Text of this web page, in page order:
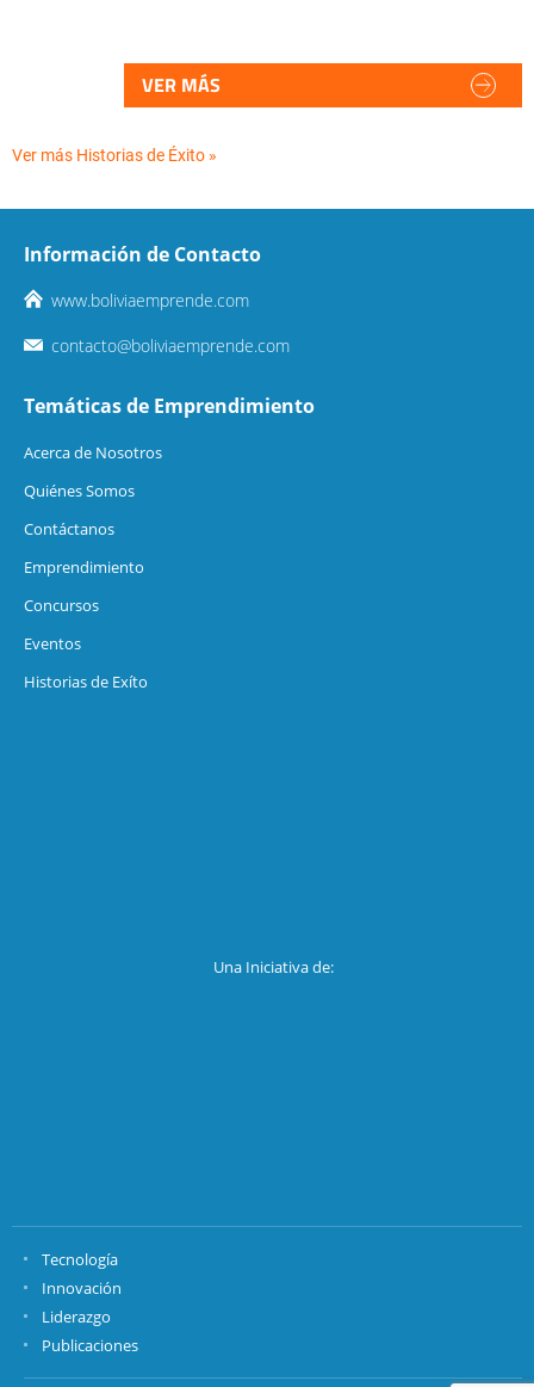
VER MÁS
Ver más Historias de Éxito »
Información de Contacto
www.boliviaemprende.com
contacto@boliviaemprende.com
Temáticas de Emprendimiento
Acerca de Nosotros
Quiénes Somos
Contáctanos
Emprendimiento
Concursos
Eventos
Historias de Exíto
Una Iniciativa de:
Tecnología
Innovación
Liderazgo
Publicaciones